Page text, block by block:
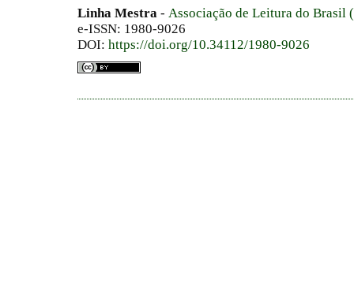
Linha Mestra - Associação de Leitura do Brasil
e-ISSN: 1980-9026
DOI: https://doi.org/10.34112/1980-9026